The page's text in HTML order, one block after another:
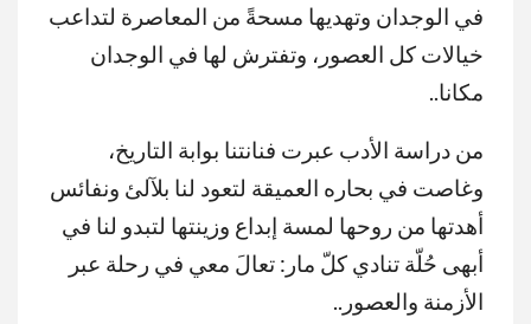
في الوجدان وتهديها مسحةً من المعاصرة لتداعب
خيالات كل العصور، وتفترش لها في الوجدان
مكانا..
من دراسة الأدب عبرت فنانتنا بوابة التاريخ،
وغاصت في بحاره العميقة لتعود لنا بلآلئ ونفائس
أهدتها من روحها لمسة إبداع وزينتها لتبدو لنا في
أبهى حُلّة تنادي كلّ مار: تعالَ معي في رحلة عبر
الأزمنة والعصور..